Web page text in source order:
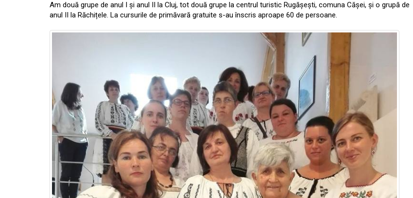
Am două grupe de anul I și anul II la Cluj, tot două grupe la centrul turistic Rugășești, comuna Cășei, și o grupă de
anul II la Răchițele. La cursurile de primăvară gratuite s-au înscris aproape 60 de persoane.